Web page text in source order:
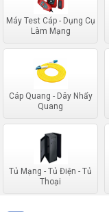
Máy Test Cáp - Dụng Cụ
Làm Mạng
Cáp Quang - Dây Nhẩy
Quang
Tủ Mạng - Tủ Điện - Tủ
Thoại